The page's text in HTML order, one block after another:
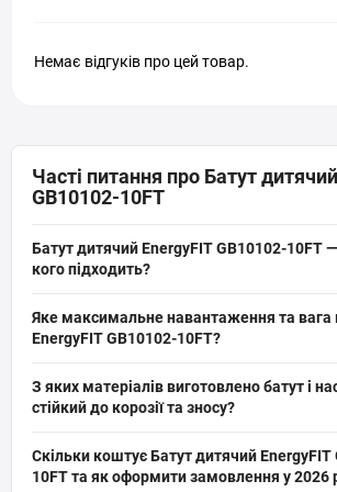
Немає відгуків про цей товар.
Часті питання про Батут
GB10102-10FT
Батут дитячий EnergyFIT GB10102-10FT
кого підходить?
батут діаметром 305 см із захисною сіткою
Підходить для користувачів до 100 кг,
координації та розвитку вестибулярного
Яке максимальне навантаження та вага
EnergyFIT GB10102-10FT?
становить 100 кг, вага виробу — 36 кг, вага в
параметри важливо врахувати при
З яких матеріалів виготовлено батут і
стійкий до корозії та зносу?
каркас і ніжки — із оцинкованої сталі з
Скільки коштує Батут дитячий EnergyFIT
10FT та як оформити замовлення у 2026